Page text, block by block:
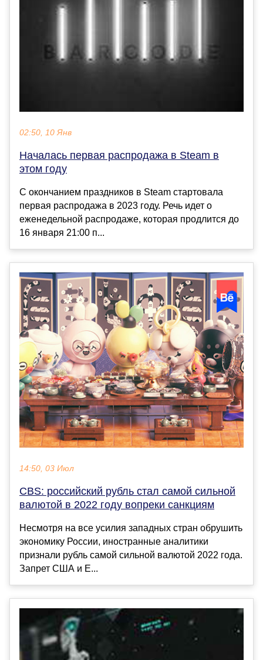
02:50, 10 Янв
Началась первая распродажа в Steam в
этом году
С окончанием праздников в Steam стартовала
первая распродажа в 2023 году. Речь идет о
еженедельной распродаже, которая продлится до
16 января 21:00 п...
14:50, 03 Июл
CBS: российский рубль стал самой сильной
валютой в 2022 году вопреки санкциям
Несмотря на все усилия западных стран обрушить
экономику России, иностранные аналитики
признали рубль самой сильной валютой 2022 года.
Запрет США и Е...